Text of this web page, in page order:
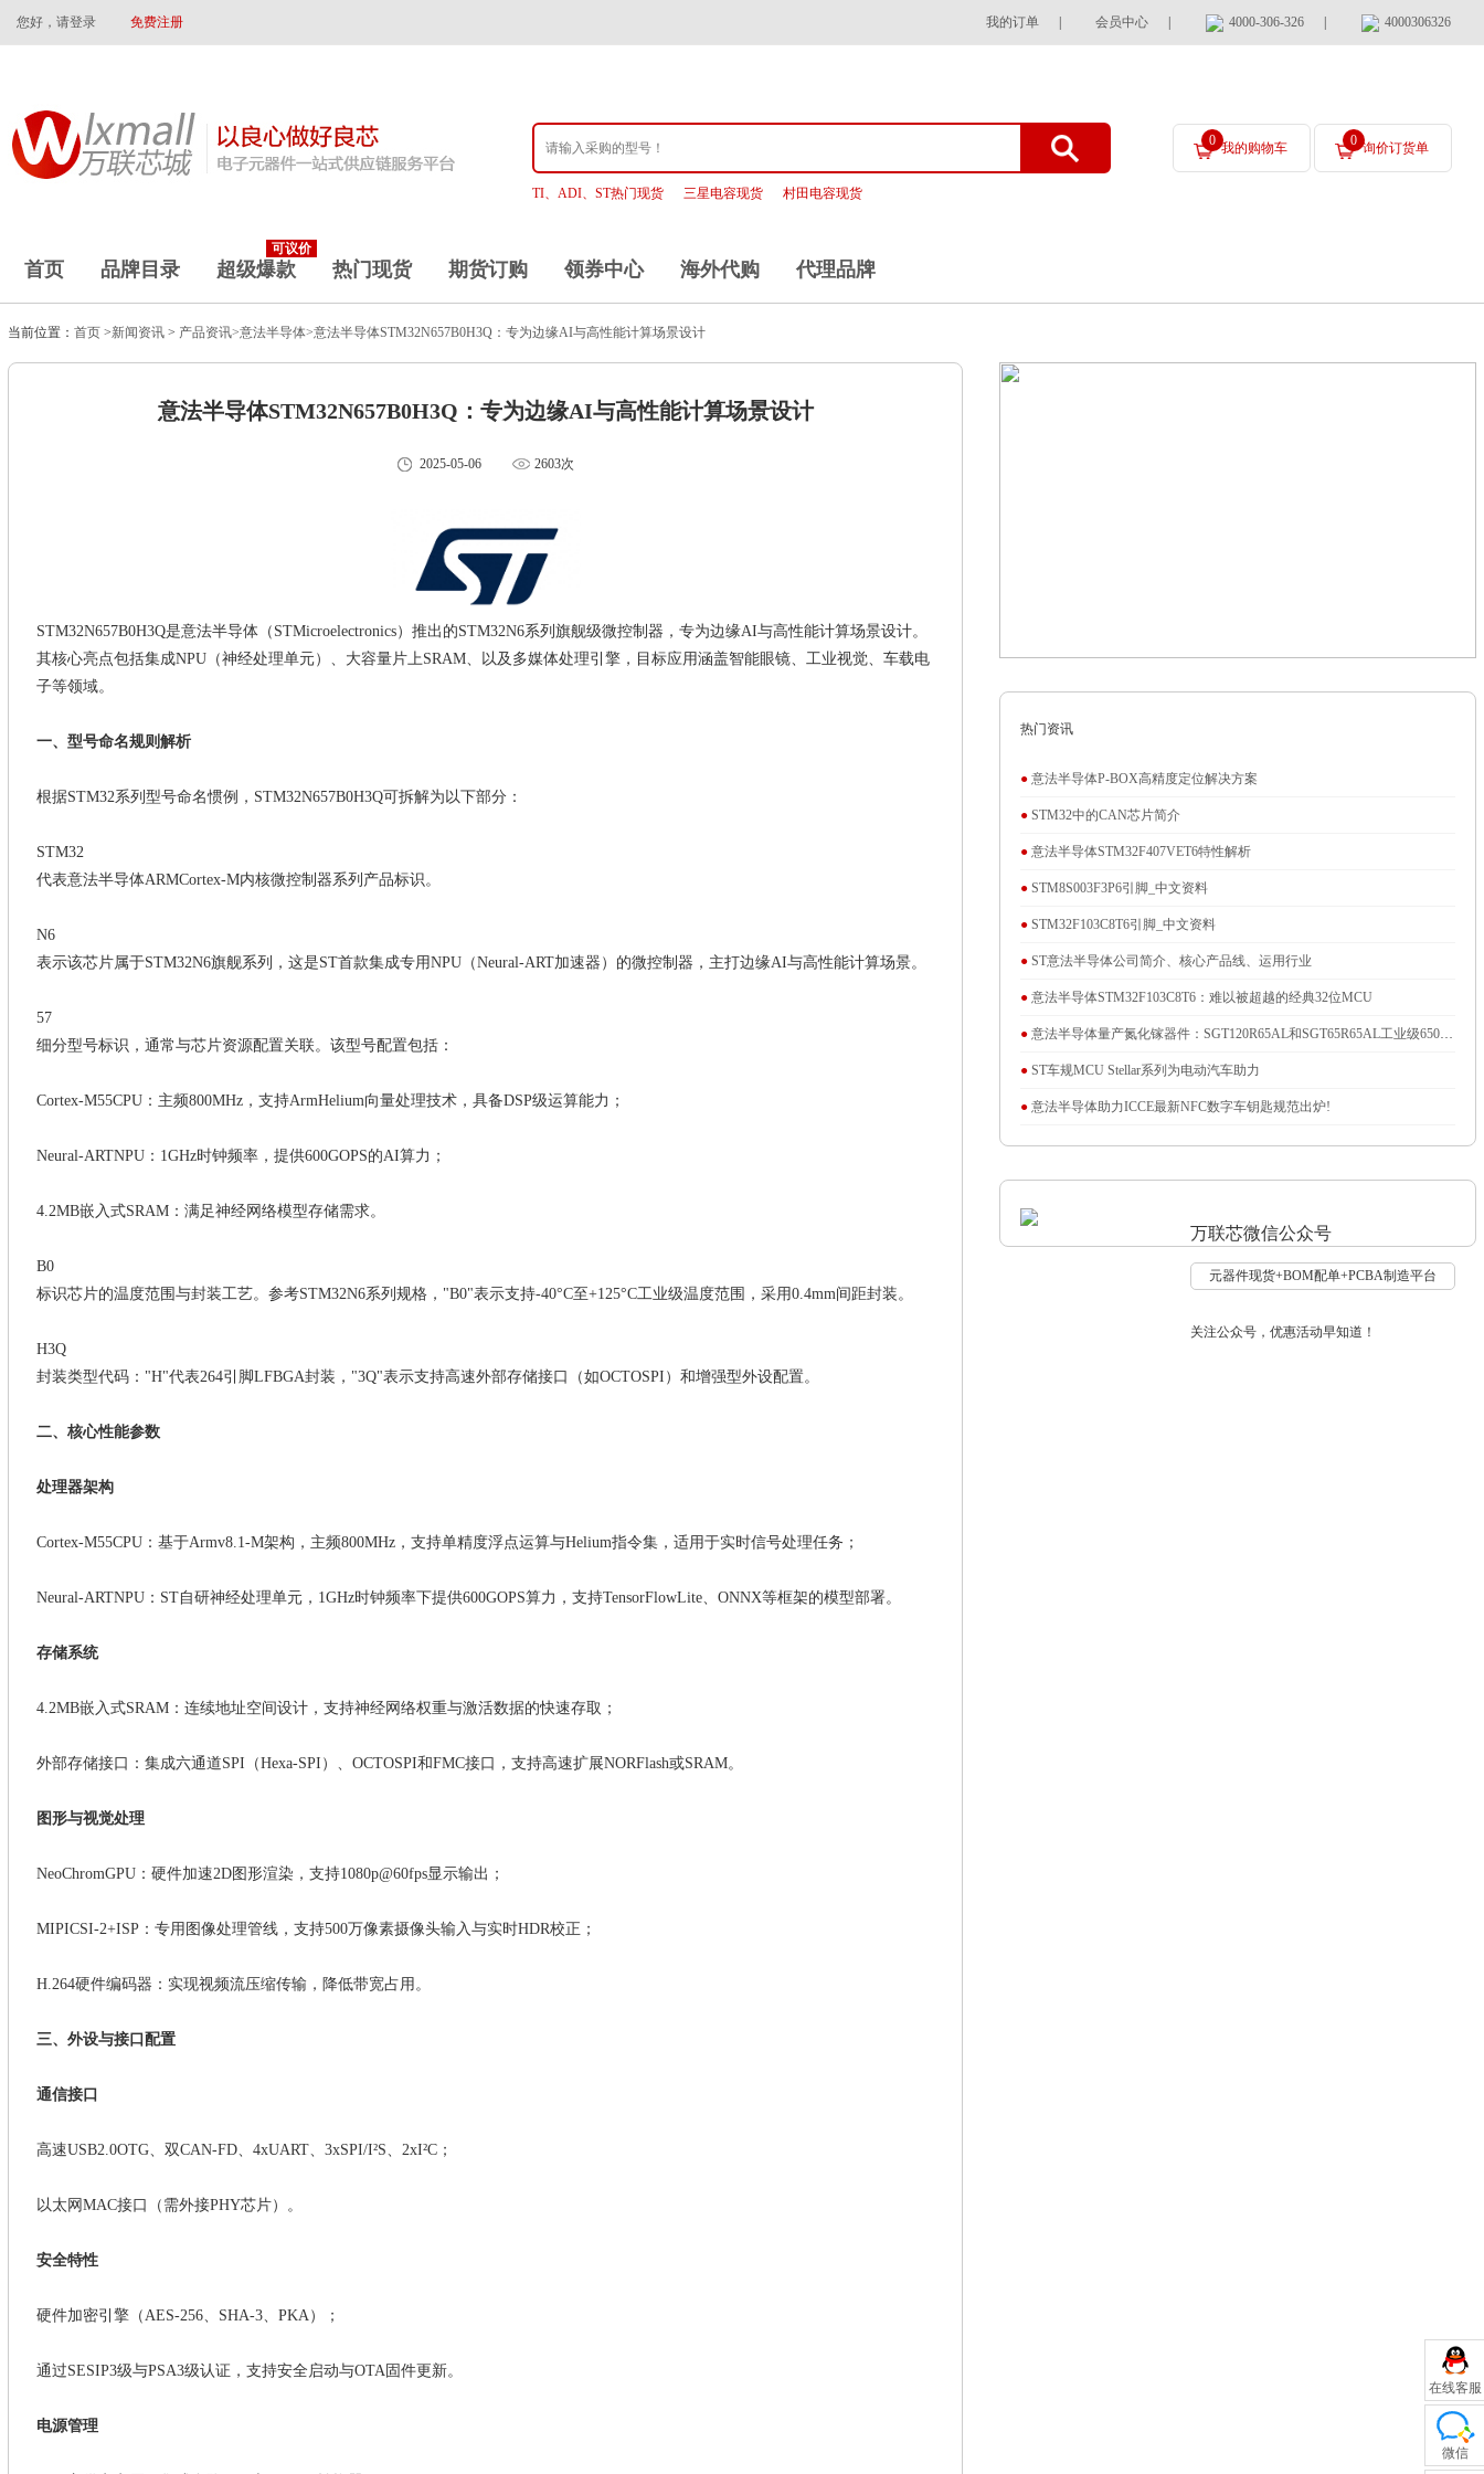
您好，请登录 免费注册 我的订单 会员中心 4000-306-326 4000306326
TI、ADI、ST热门现货 三星电容现货 村田电容现货
0 我的购物车 0 询价订货单
首页 品牌目录
可议价
超级爆款 热门现货 期货订购 领券中心 海外代购 代理品牌
当前位置： 首页 >新闻资讯 > 产品资讯>意法半导体>意法半导体STM32N657B0H3Q：专为‌边缘AI与高性能计算场景‌设计
意法半导体STM32N657B0H3Q：专为‌边缘AI与高性能计算场景‌设计
2025-05-06 2603次
STM32N657B0H3Q是意法半导体（STMicroelectronics）推出的‌STM32N6系列旗舰级微控制器‌，专为‌边缘AI与高性能计算场景‌设计。
其核心亮点包括集成‌NPU（神经处理单元）‌、大容量片上SRAM、以及多媒体处理引擎，目标应用涵盖智能眼镜、工业视觉、车载电
子等领域。
一、型号命名规则解析
根据STM32系列型号命名惯例，STM32N657B0H3Q可拆解为以下部分：
‌STM32‌
代表意法半导体ARMCortex-M内核微控制器系列产品标识。
‌N6‌
表示该芯片属于STM32N6旗舰系列，这是ST首款集成专用NPU（Neural-ART加速器）的微控制器，主打边缘AI与高性能计算场景。
‌57‌
细分型号标识，通常与芯片资源配置关联。该型号配置包括：
‌Cortex-M55CPU‌：主频800MHz，支持ArmHelium向量处理技术，具备DSP级运算能力；
‌Neural-ARTNPU‌：1GHz时钟频率，提供600GOPS的AI算力；
‌4.2MB嵌入式SRAM‌：满足神经网络模型存储需求。
‌B0‌
标识芯片的温度范围与封装工艺。参考STM32N6系列规格，"B0"表示支持-40°C至+125°C工业级温度范围，采用0.4mm间距封装。
‌H3Q‌
封装类型代码： "H"代表264引脚LFBGA封装，"3Q"表示支持高速外部存储接口（如OCTOSPI）和增强型外设配置。
二、核心性能参数
‌处理器架构
‌Cortex-M55CPU‌：基于Armv8.1-M架构，主频800MHz，支持单精度浮点运算与Helium指令集，适用于实时信号处理任务；
‌Neural-ARTNPU‌：ST自研神经处理单元，1GHz时钟频率下提供600GOPS算力，支持TensorFlowLite、ONNX等框架的模型部署。
‌存储系统
‌4.2MB嵌入式SRAM‌：连续地址空间设计，支持神经网络权重与激活数据的快速存取；
‌外部存储接口‌：集成六通道SPI（Hexa-SPI）、OCTOSPI和FMC接口，支持高速扩展NORFlash或SRAM。
‌图形与视觉处理
‌NeoChromGPU‌：硬件加速2D图形渲染，支持1080p@60fps显示输出；
‌MIPICSI-2+ISP‌：专用图像处理管线，支持500万像素摄像头输入与实时HDR校正；
‌H.264硬件编码器‌：实现视频流压缩传输，降低带宽占用。
三、外设与接口配置
‌通信接口
高速USB2.0OTG、双CAN-FD、4xUART、3xSPI/I²S、2xI²C；
以太网 MAC接口（需外接PHY芯片）。
‌安全特性
硬件加密引擎（AES-256、SHA-3、PKA）；
通过SESIP3级与PSA3级认证，支持安全启动与OTA固件更新。
‌电源管理
热门资讯
● 意法半导体P-BOX高精度定位解决方案
● STM32中的CAN芯片简介
● 意法半导体STM32F407VET6特性解析
● STM8S003F3P6引脚_中文资料
● STM32F103C8T6引脚_中文资料
● ST意法半导体公司简介、核心产品线、运用行业
● 意法半导体STM32F103C8T6：难以被超越的经典32位MCU
● 意法半导体量产氮化镓器件：SGT120R65AL和SGT65R65AL工业级650V
常关G-HEMT™晶体管
● ST车规MCU Stellar系列为电动汽车助力
● 意法半导体助力ICCE最新NFC数字车钥匙规范出炉!
万联芯微信公众号
元器件现货+BOM配单+PCBA制造平台
关注公众号，优惠活动早知道！
在线客服
微信